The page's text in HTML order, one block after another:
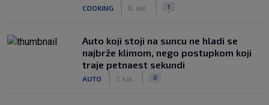
COOKING 8. kol. 1
Auto koji stoji na suncu ne hladi se
najbrže klimom, nego postupkom koji
traje petnaest sekundi
AUTO 7. kol. 0